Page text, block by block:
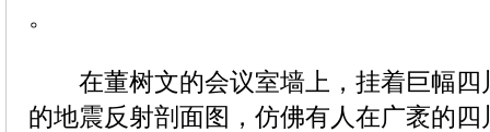
。
在董树文的会议室墙上，挂着巨幅四
的地震反射剖面图，仿佛有人在广袤的